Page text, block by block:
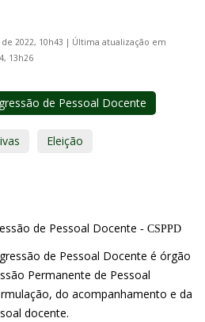
2022, 10h43 | Última atualização em
13h26
de Pessoal Docente
Eleição
de Pessoal Docente - CSPPD
de Pessoal Docente é órgão
Permanente de Pessoal
do acompanhamento e da
docente.